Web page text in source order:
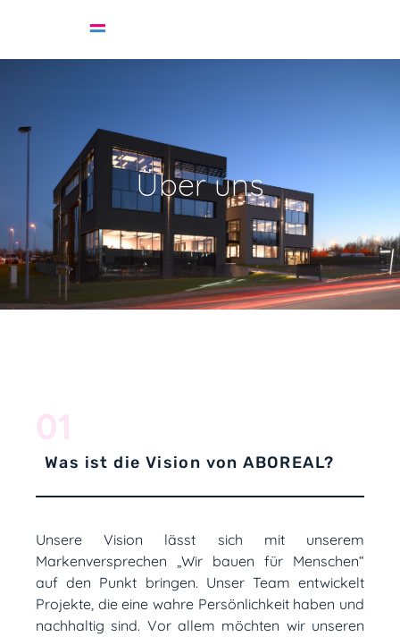
Über uns
01
Was ist die Vision von ABOREAL?
Unsere Vision lässt sich mit unserem
Markenversprechen „Wir bauen für Menschen“
auf den Punkt bringen. Unser Team entwickelt
Projekte, die eine wahre Persönlichkeit haben und
nachhaltig sind. Vor allem möchten wir unseren